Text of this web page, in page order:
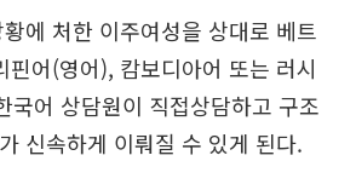
에 처한 이주여성을 상대로 베트
핀어(영어), 캄보디아어 또는 러시
국어 상담원이 직접상담하고 구조
신속하게 이뤄질 수 있게 된다.